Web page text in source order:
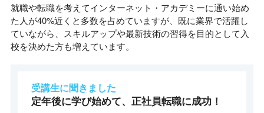
就職や転職を考えてインターネット・アカデミーに通い始め
た人が40%近くと多数を占めていますが、既に業界で活躍し
ていながら、スキルアップや最新技術の習得を目的として入
校を決めた方も増えています。
受講生に聞きました
定年後に学び始めて、正社員転職に成功！